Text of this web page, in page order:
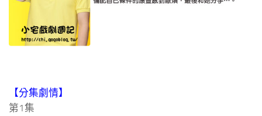
【分集劇情】
第1集